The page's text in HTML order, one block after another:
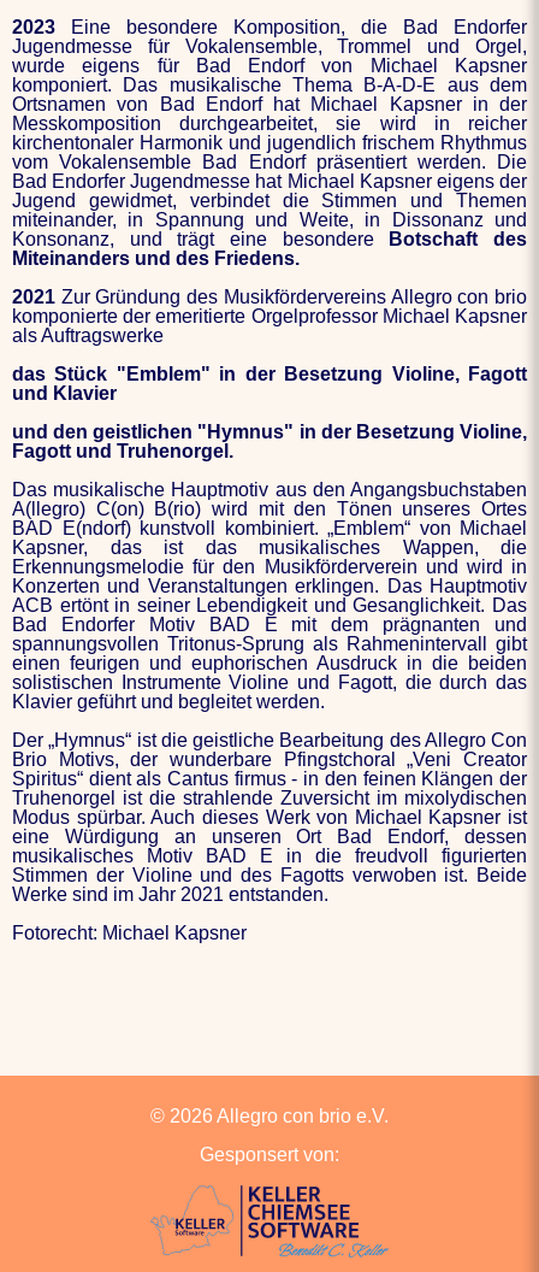
2023 Eine besondere Komposition, die Bad Endorfer
Jugendmesse für Vokalensemble, Trommel und Orgel,
wurde eigens für Bad Endorf von Michael Kapsner
komponiert. Das musikalische Thema B-A-D-E aus dem
Ortsnamen von Bad Endorf hat Michael Kapsner in der
Messkomposition durchgearbeitet, sie wird in reicher
kirchentonaler Harmonik und jugendlich frischem Rhythmus
vom Vokalensemble Bad Endorf präsentiert werden. Die
Bad Endorfer Jugendmesse hat Michael Kapsner eigens der
Jugend gewidmet, verbindet die Stimmen und Themen
miteinander, in Spannung und Weite, in Dissonanz und
Konsonanz, und trägt eine besondere
Botschaft des
Miteinanders und des Friedens.
2021 Zur Gründung des Musikfördervereins Allegro con brio
komponierte der emeritierte Orgelprofessor Michael Kapsner
als Auftragswerke
das Stück "Emblem" in der Besetzung Violine, Fagott
und Klavier
und den geistlichen "Hymnus" in der Besetzung Violine,
Fagott und Truhenorgel.
Das musikalische Hauptmotiv aus den Angangsbuchstaben
A(llegro) C(on) B(rio) wird mit den Tönen unseres Ortes
BAD E(ndorf) kunstvoll kombiniert. „Emblem“ von Michael
Kapsner, das ist das musikalisches Wappen, die
Erkennungsmelodie für den Musikförderverein und wird in
Konzerten und Veranstaltungen erklingen. Das Hauptmotiv
ACB ertönt in seiner Lebendigkeit und Gesanglichkeit. Das
Bad Endorfer Motiv BAD E mit dem prägnanten und
spannungsvollen Tritonus-Sprung als Rahmenintervall gibt
einen feurigen und euphorischen Ausdruck in die beiden
solistischen Instrumente Violine und Fagott, die durch das
Klavier geführt und begleitet werden.
Der „Hymnus“ ist die geistliche Bearbeitung des Allegro Con
Brio Motivs, der wunderbare Pfingstchoral „Veni Creator
Spiritus“ dient als Cantus firmus - in den feinen Klängen der
Truhenorgel ist die strahlende Zuversicht im mixolydischen
Modus spürbar. Auch dieses Werk von Michael Kapsner ist
eine Würdigung an unseren Ort Bad Endorf, dessen
musikalisches Motiv BAD E in die freudvoll figurierten
Stimmen der Violine und des Fagotts verwoben ist. Beide
Werke sind im Jahr 2021 entstanden.
Fotorecht: Michael Kapsner
© 2026 Allegro con brio e.V.
Gesponsert von: